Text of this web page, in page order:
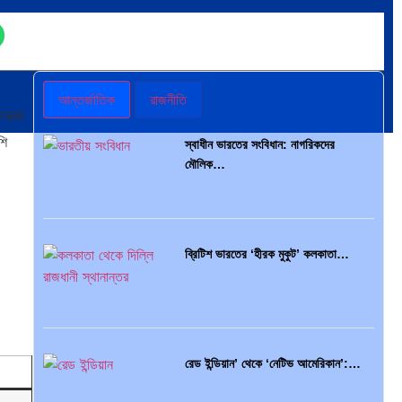
পদ্মা সেতু ও রেল সংযোগ…
বৈশ্বিক অর্থব্যবস্থা, আইএমএফ-বিশ্বব্যাংক,
অর্থ পাচারের মহাকাব্য: ১০০ ডলারের…
আন্তর্জাতিক রাজনীতি
স্বাধীন ভারতের সংবিধান: নাগরিকদের
মৌলিক…
ব্রিটিশ ভারতের ‘হীরক মুকুট’ কলকাতা…
রেড ইন্ডিয়ান’ থেকে ‘নেটিভ আমেরিকান’:…